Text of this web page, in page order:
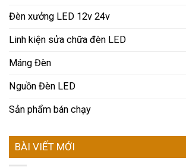
Đèn xưởng LED 12v 24v
Linh kiện sửa chữa đèn LED
Máng Đèn
Nguồn Đèn LED
Sản phẩm bán chạy
BÀI VIẾT MỚI